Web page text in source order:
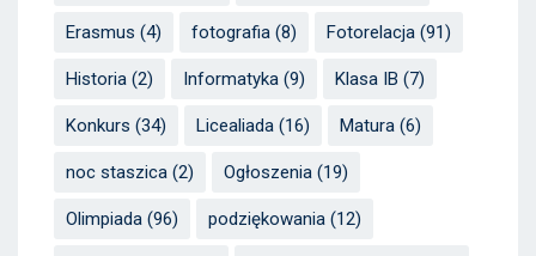
Erasmus (4) fotografia (8) Fotorelacja (91)
Historia (2) Informatyka (9) Klasa IB (7)
Konkurs (34) Licealiada (16) Matura (6)
noc staszica (2) Ogłoszenia (19)
Olimpiada (96) podziękowania (12)